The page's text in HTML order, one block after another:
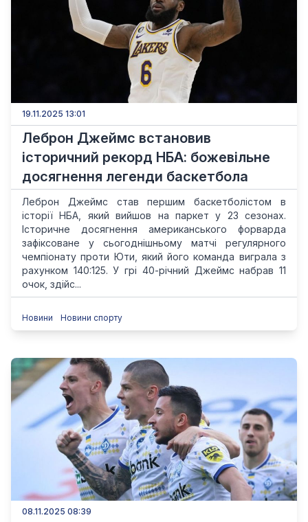
19.11.2025 13:01
Леброн Джеймс встановив
історичний рекорд НБА: божевільне
досягнення легенди баскетбола
Леброн Джеймс став першим баскетболістом в
історії НБА, який вийшов на паркет у 23 сезонах.
Історичне досягнення американського форварда
зафіксоване у сьогоднішньому матчі регулярного
чемпіонату проти Юти, який його команда виграла з
рахунком 140:125. У грі 40-річний Джеймс набрав 11
очок, здійс...
Новини Новини спорту
08.11.2025 08:39